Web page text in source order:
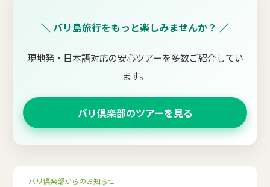
＼ バリ島旅行をもっと楽しみませんか？ ／
現地発・日本語対応の安心ツアーを多数ご紹介してい
ます。
バリ倶楽部のツアーを見る
バリ倶楽部からのお知らせ